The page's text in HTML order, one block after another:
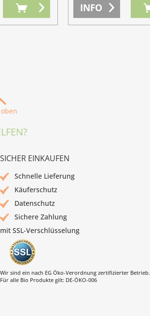
INFO
SICHER EINKAUFEN
Schnelle Lieferung
Käuferschutz
Datenschutz
Sichere Zahlung
mit SSL-Verschlüsselung
Wir sind ein nach EG Öko-Verordnung zertifizierter Betrieb.
Für alle Bio Produkte gilt: DE-ÖKO-006